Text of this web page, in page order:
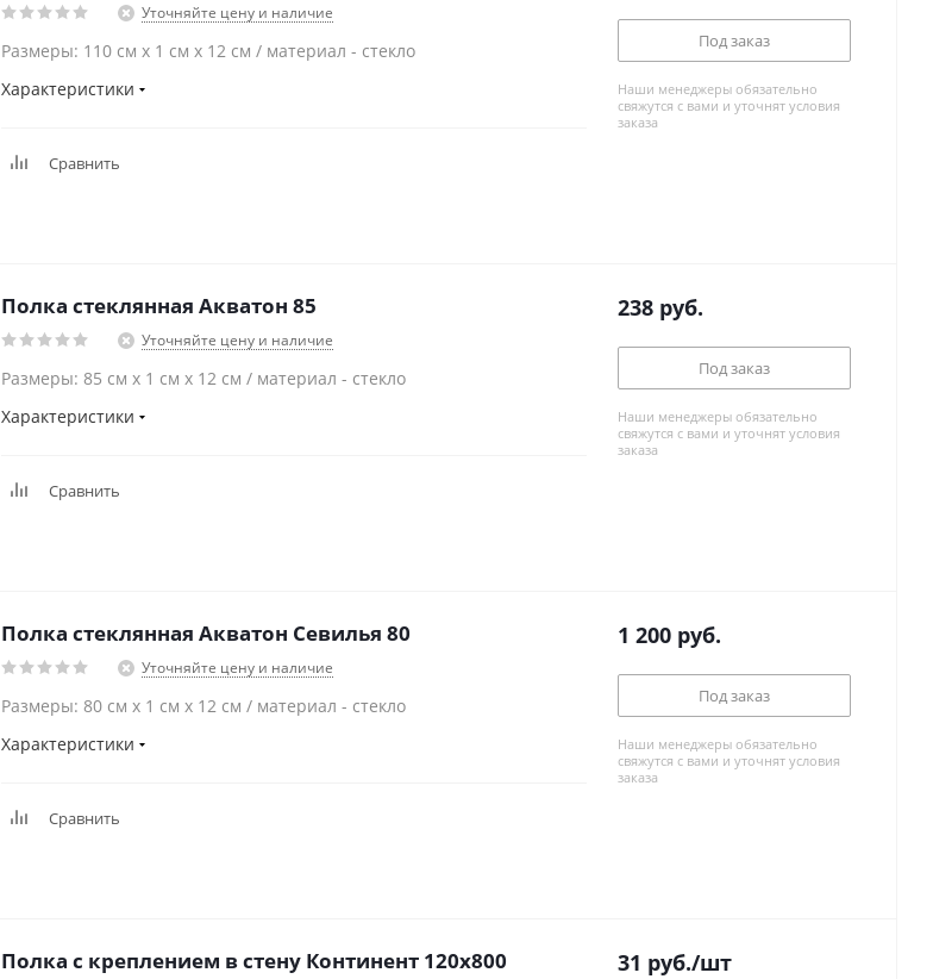
Уточняйте цену и наличие
Размеры: 110 см x 1 см x 12 см / материал - стекло
Характеристики
Сравнить
Под заказ
Наши менеджеры обязательно
свяжутся с вами и уточнят условия
заказа
Полка стеклянная Акватон 85
Уточняйте цену и наличие
Размеры: 85 см x 1 см x 12 см / материал - стекло
Характеристики
Сравнить
238 руб.
Под заказ
Наши менеджеры обязательно
свяжутся с вами и уточнят условия
заказа
Полка стеклянная Акватон Севилья 80
Уточняйте цену и наличие
Размеры: 80 см x 1 см x 12 см / материал - стекло
Характеристики
Сравнить
1 200 руб.
Под заказ
Наши менеджеры обязательно
свяжутся с вами и уточнят условия
заказа
Полка с креплением в стену Континент 120x800 31 руб./шт